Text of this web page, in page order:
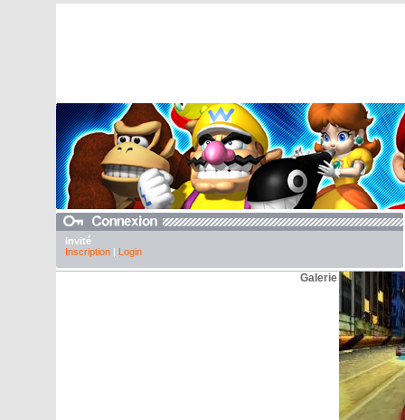
Invité
Inscription| Login
Galerie Nintendo